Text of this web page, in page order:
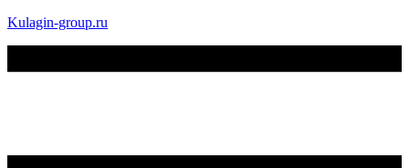
Kulagin-group.ru